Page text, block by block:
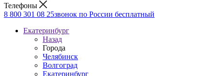
Телефоны
8 800 301 08 25звонок по России бесплатный
Екатеринбург
Назад
Города
Челябинск
Волгоград
Екатеринбург